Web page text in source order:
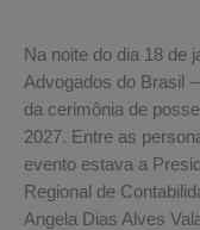
Na noite do dia 18 de
Advogados do Brasil
da cerimônia de
2027. Entre as
evento estava a
Regional de
Angela Dias Alves